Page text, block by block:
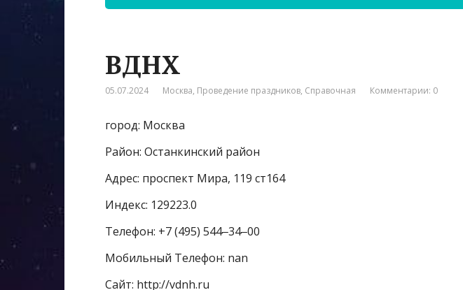
ВДНХ
05.07.2024 Москва, Проведение праздников, Справочная Комментарии: 0
город: Москва
Район: Останкинский район
Адрес: проспект Мира, 119 ст164
Индекс: 129223.0
Телефон: +7 (495) 544‒34‒00
Мобильный Телефон: nan
Сайт: http://vdnh.ru